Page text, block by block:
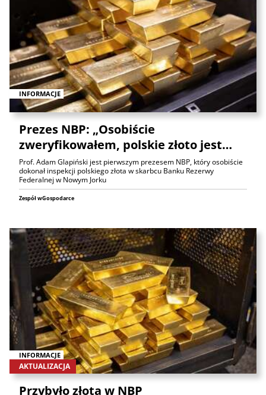
INFORMACJE
Prezes NBP: „Osobiście
zweryfikowałem, polskie złoto jest…
Prof. Adam Glapiński jest pierwszym prezesem NBP, który osobiście
dokonał inspekcji polskiego złota w skarbcu Banku Rezerwy
Federalnej w Nowym Jorku
Zespół wGospodarce
INFORMACJE
AKTUALIZACJA
Przybyło złota w NBP